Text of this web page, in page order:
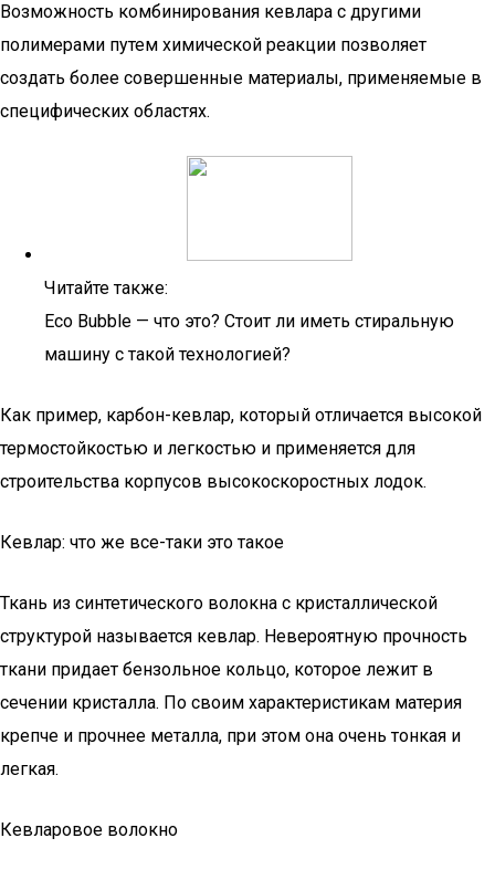
Возможность комбинирования кевлара с другими
полимерами путем химической реакции позволяет
создать более совершенные материалы, применяемые в
специфических областях.
Читайте также:
Eco Bubble — что это? Стоит ли иметь стиральную
машину с такой технологией?
Как пример, карбон-кевлар, который отличается высокой
термостойкостью и легкостью и применяется для
строительства корпусов высокоскоростных лодок.
Кевлар: что же все-таки это такое
Ткань из синтетического волокна с кристаллической
структурой называется кевлар. Невероятную прочность
ткани придает бензольное кольцо, которое лежит в
сечении кристалла. По своим характеристикам материя
крепче и прочнее металла, при этом она очень тонкая и
легкая.
Кевларовое волокно